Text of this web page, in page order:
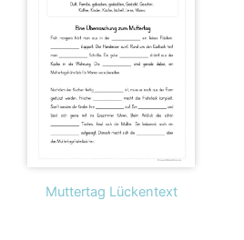
Muttertag Lückentext